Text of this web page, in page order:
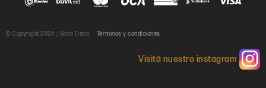

© Copyright 2026 / Soho Deco Términos y condiciones